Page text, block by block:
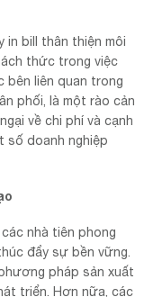
in bill thân thiện môi
thức trong việc
bên liên quan trong
phối, là một rào cản
về chi phí và cạnh
số doanh nghiệp
nhà tiên phong
đẩy sự bền vững.
pháp sản xuất
triển. Hơn nữa, các